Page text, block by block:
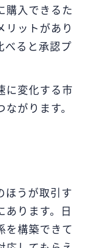
購入できるた
リットがあり
べると承認プ
に変化する市
がります。
ほうが取引す
あります。日
を構築できて